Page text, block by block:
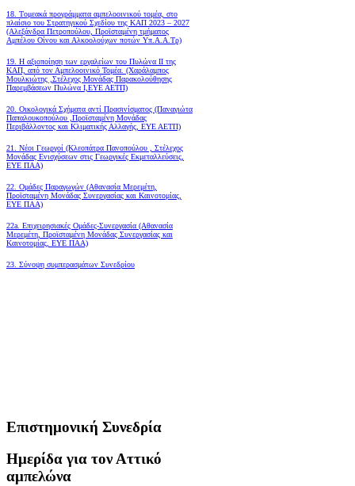
18. Tομεακά προγράμματα αμπελοοινικού τομέα, στο
πλαίσιο του Στρατηγικού Σχεδίου της ΚΑΠ 2023 – 2027
(Αλεξάνδρα Πετροπούλου, Προϊσταμένη τμήματος
Αμπέλου Οίνου και Αλκοολούχων ποτών Υπ.Α.Α.Τρ)
19. Η αξιοποίηση των εργαλείων του Πυλώνα ΙΙ της
ΚΑΠ, από τον Αμπελοοινικό Τομέα. (Χαράλαμπος
Μουλκιώτης ,Στέλεχος Μονάδας Παρακολούθησης
Παρεμβάσεων Πυλώνα Ι,ΕΥΕ ΑΕΤΠ)
20. Οικολογικά Σχήματα αντί Πρασινίσματος (Παναγιώτα
Παπαλουκοπούλου ,Προϊσταμένη Μονάδας
Περιβάλλοντος και Κλιματικής Αλλαγής, ΕΥΕ ΑΕΤΠ)
21. Νέοι Γεωργοί (Κλεοπάτρα Πανοπούλου , Στέλεχος
Μονάδας Ενισχύσεων στις Γεωργικές Εκμεταλλεύσεις,
ΕΥΕ ΠΑΑ)
22. Ομάδες Παραγωγών (Αθανασία Μερεμέτη,
Προϊσταμένη Μονάδας Συνεργασίας και Καινοτομίας,
ΕΥΕ ΠΑΑ)
22a. Επιχειρησιακές Ομάδες-Συνεργασία (Αθανασία
Μερεμέτη, Προϊσταμένη Μονάδας Συνεργασίας και
Καινοτομίας, ΕΥΕ ΠΑΑ)
23. Σύνοψη συμπερασμάτων Συνεδρίου
Επιστημονική Συνεδρία
Ημερίδα για τον Αττικό
αμπελώνα